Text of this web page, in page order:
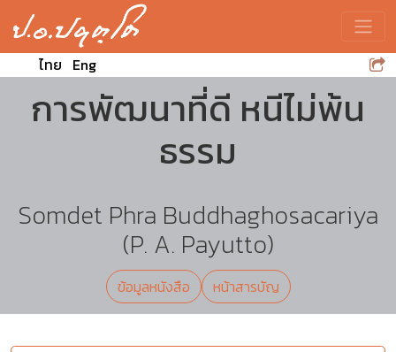
ไทย Eng
การพัฒนาที่ดี หนีไม่พ้น
ธรรม
Somdet Phra Buddhaghosacariya
(P. A. Payutto)
ข้อมูลหนังสือ หน้าสารบัญ